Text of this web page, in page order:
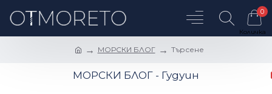
0
МОРСКИ БЛОГ Търсене
МОРСКИ БЛОГ - Гудуин